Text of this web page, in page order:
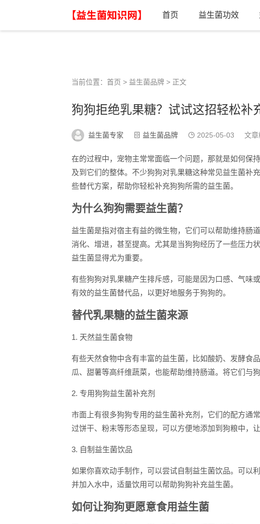
首页 益生菌功效
当前位置： 首页 > 益生菌品牌 > 正文
狗狗拒绝乳果糖？试试这招轻松补
益生菌专家 益生菌品牌 2025-05-03 文章
在的过程中，宠物主常常面临一个问题，那就是如何保
及到它们的整体。不少狗狗对乳果糖这种常见益生菌补
些替代方案，帮助你轻松补充狗狗所需的益生菌。
为什么狗狗需要益生菌？
益生菌是指对宿主有益的微生物，它们可以帮助维持肠
消化、增进，甚至提高。尤其是当狗狗经历了一些压力
益生菌显得尤为重要。
有些狗狗对乳果糖产生排斥感，可能是因为口感、气味
有效的益生菌替代品，以更好地服务于狗狗的。
替代乳果糖的益生菌来源
1. 天然益生菌食物
有些天然食物中含有丰富的益生菌，比如酸奶、发酵食
瓜、甜薯等高纤维蔬菜，也能帮助维持肠道。将它们与
2. 专用狗狗益生菌补充剂
市面上有很多狗狗专用的益生菌补充剂，它们的配方通
过饼干、粉末等形态呈现，可以方便地添加到狗粮中，让
3. 自制益生菌饮品
如果你喜欢动手制作，可以尝试自制益生菌饮品。可以
并加入水中，适量饮用可以帮助狗狗补充益生菌。
如何让狗狗更愿意食用益生菌